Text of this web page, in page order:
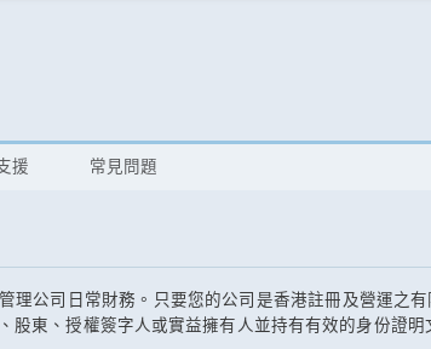
援 常見問題
理公司日常財務。只要您的公司是香港註冊及營運之
股東、授權簽字人或實益擁有人並持有有效的身份證明